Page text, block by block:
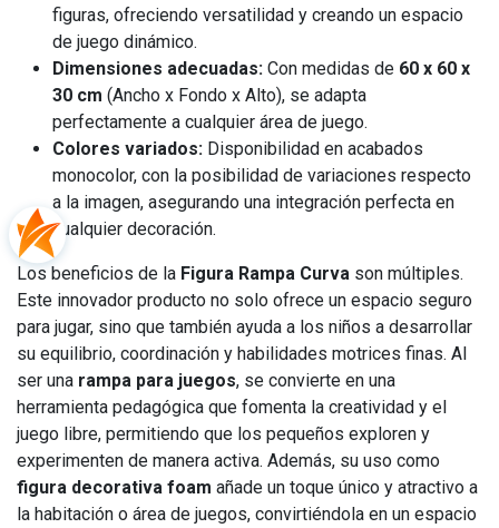
figuras, ofreciendo versatilidad y creando un espacio
de juego dinámico.
Dimensiones adecuadas: Con medidas de 60 x 60 x
30 cm (Ancho x Fondo x Alto), se adapta
perfectamente a cualquier área de juego.
Colores variados: Disponibilidad en acabados
monocolor, con la posibilidad de variaciones respecto
a la imagen, asegurando una integración perfecta en
cualquier decoración.
Los beneficios de la Figura Rampa Curva son múltiples.
Este innovador producto no solo ofrece un espacio seguro
para jugar, sino que también ayuda a los niños a desarrollar
su equilibrio, coordinación y habilidades motrices finas. Al
ser una rampa para juegos, se convierte en una
herramienta pedagógica que fomenta la creatividad y el
juego libre, permitiendo que los pequeños exploren y
experimenten de manera activa. Además, su uso como
figura decorativa foam añade un toque único y atractivo a
la habitación o área de juegos, convirtiéndola en un espacio